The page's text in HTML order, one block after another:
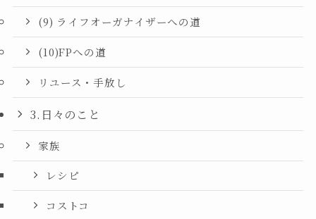
(9) ライフオーガナイザーへの道
(10)FPへの道
リユース・手放し
3.日々のこと
家族
レシピ
コストコ